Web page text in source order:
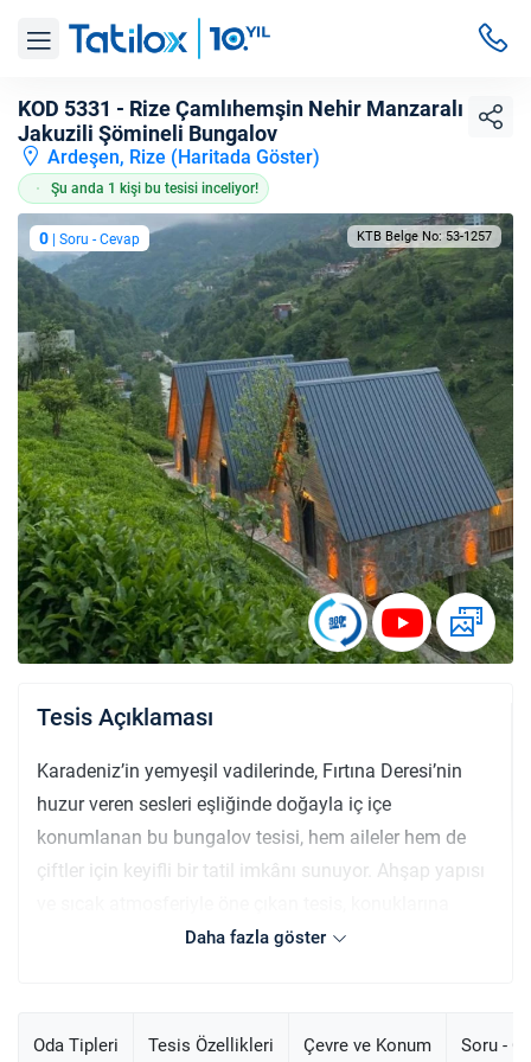
KOD 5331 - Rize Çamlıhemşin Nehir Manzaralı
Jakuzili Şömineli Bungalov
Ardeşen, Rize (Haritada Göster)
Şu anda 1 kişi bu tesisi inceliyor!
KTB Belge No: 53-1257
0 | Soru - Cevap
Tesis Açıklaması
Karadeniz’in yemyeşil vadilerinde, Fırtına Deresi’nin
huzur veren sesleri eşliğinde doğayla iç içe
konumlanan bu bungalov tesisi, hem aileler hem de
çiftler için keyifli bir tatil imkânı sunuyor. Ahşap yapısı
samimi ve unutulmaz bir konaklama deneyimi
seçenekler ve geniş yaşam alanına sahip suit odalar
Daha fazla göster
Oda Tipleri Tesis Özellikleri Çevre ve Konum Soru -